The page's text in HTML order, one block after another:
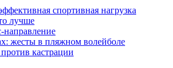
спортивная нагрузка
лучше
направление
жесты в пляжном волейболе
кастрации